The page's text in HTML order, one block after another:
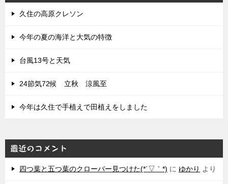
久住の高原クレソン
今年の夏の海洋と大気の特徴
台風13号と天気
24節気72候 立秋 涼風至
今年は久住で手植えで田植えをしました
最近のコメント
四つ葉と五つ葉のクローバー見つけた(*´▽｀*) に ゆかり より